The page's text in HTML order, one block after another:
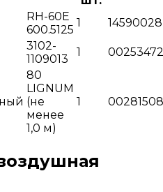
RH-60E
600.5125
1 14590028
3102-
1109013
1 00253472
80
LIGNUM
(не
менее
1,0 м)
1 00281508